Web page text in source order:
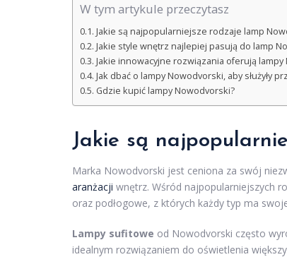
W tym artykule przeczytasz
Jakie są najpopularniejsze rodzaje lamp
Jakie style wnętrz najlepiej pasują do lamp
Jakie innowacyjne rozwiązania oferują lampy
Jak dbać o lampy Nowodvorski, aby służyły
Gdzie kupić lampy Nowodvorski?
Jakie są
Marka Nowodvorski jest ceniona za swój
aranżacji wnętrz. Wśród najpopularniejszych
oraz podłogowe, z których każdy typ ma
Lampy sufitowe od Nowodvorski często
idealnym rozwiązaniem do oświetlenia